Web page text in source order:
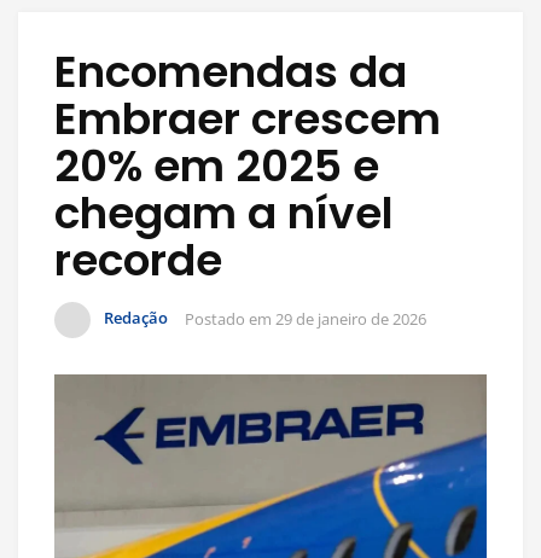
Encomendas da
Embraer crescem
20% em 2025 e
chegam a nível
recorde
Redação Postado em 29 de janeiro de 2026